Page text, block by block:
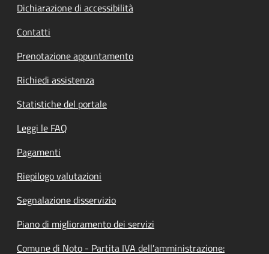
Dichiarazione di accessibilità
Contatti
Prenotazione appuntamento
Richiedi assistenza
Statistiche del portale
Leggi le FAQ
Pagamenti
Riepilogo valutazioni
Segnalazione disservizio
Piano di miglioramento dei servizi
Comune di Noto - Partita IVA dell'amministrazione: